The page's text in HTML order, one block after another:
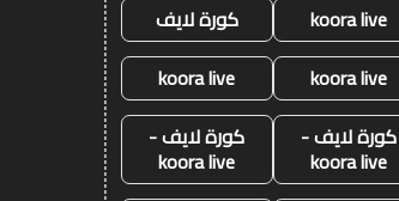
koora live
كورة لايف
koora live
koora live
كورة لايف -
koora live
كورة لايف -
koora live